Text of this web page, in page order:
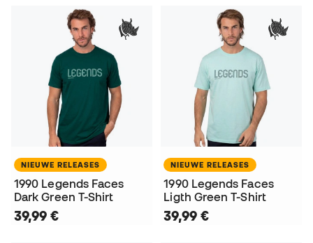
NIEUWE RELEASES
1990 Legends Faces
Dark Green T-Shirt
39,99 €
NIEUWE RELEASES
1990 Legends Faces
Ligth Green T-Shirt
39,99 €